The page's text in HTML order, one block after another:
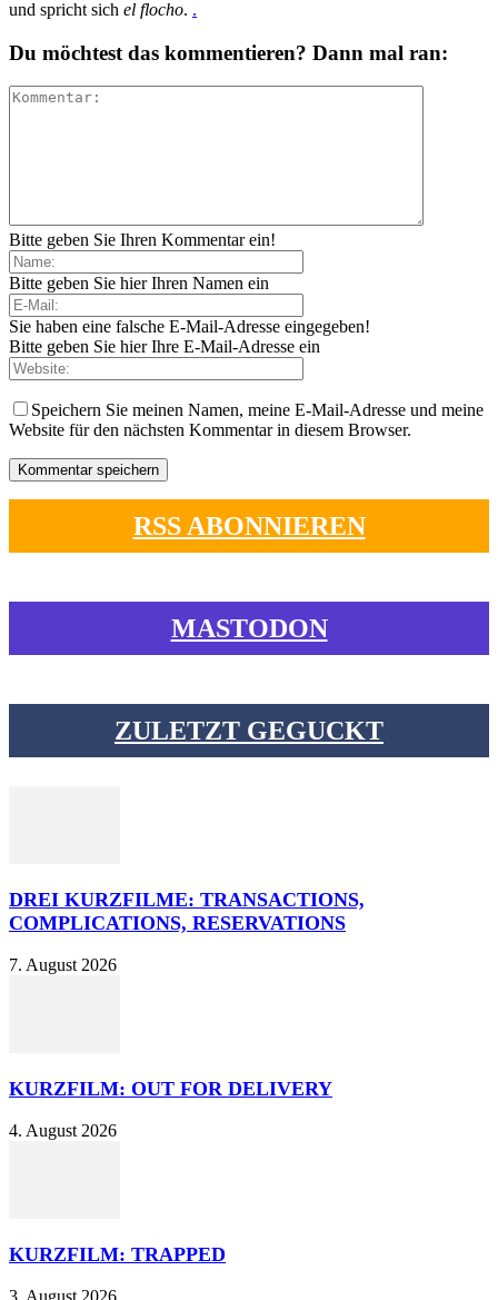
und spricht sich el flocho. .
Du möchtest das kommentieren? Dann mal ran:
Bitte geben Sie Ihren Kommentar ein!
Bitte geben Sie hier Ihren Namen ein
Sie haben eine falsche E-Mail-Adresse eingegeben!
Bitte geben Sie hier Ihre E-Mail-Adresse ein
Speichern Sie meinen Namen, meine E-Mail-Adresse und meine
Website für den nächsten Kommentar in diesem Browser.
RSS ABONNIEREN
MASTODON
ZULETZT GEGUCKT
DREI KURZFILME: TRANSACTIONS,
COMPLICATIONS, RESERVATIONS
7. August 2026
KURZFILM: OUT FOR DELIVERY
4. August 2026
KURZFILM: TRAPPED